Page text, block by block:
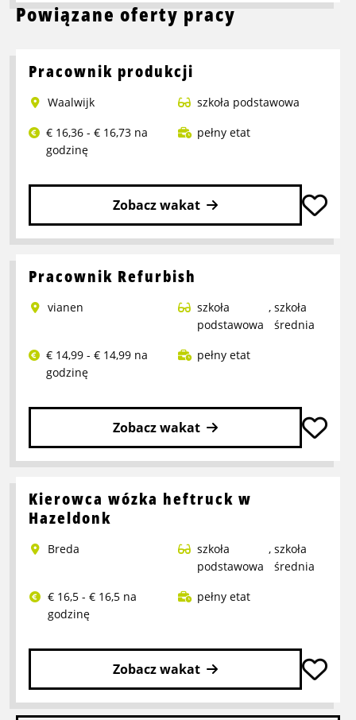
Powiązane oferty pracy
Pracownik produkcji
Waalwijk
szkoła podstawowa
€ 16,36 - € 16,73 na
godzinę
pełny etat
Zobacz wakat
Przeczytaj
o
produkcji
Pracownik Refurbish
vianen
szkoła
podstawowa
, szkoła
średnia
€ 14,99 - € 14,99 na
godzinę
pełny etat
Zobacz wakat
Przeczytaj
o
Pracownik
Kierowca wózka heftruck w
Hazeldonk
Breda
szkoła
podstawowa
, szkoła
średnia
€ 16,5 - € 16,5 na
godzinę
pełny etat
Zobacz wakat
Przeczytaj